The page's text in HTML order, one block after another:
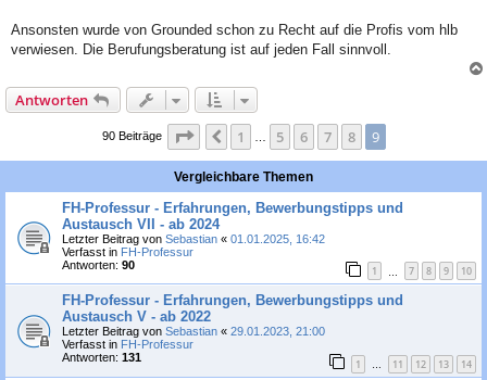
Ansonsten wurde von Grounded schon zu Recht auf die Profis vom hlb
verwiesen. Die Berufungsberatung ist auf jeden Fall sinnvoll.
Antworten
90 Beiträge Seite von
Vorherige
1 5 6 7 8 9
Vergleichbare Themen
FH-Professur - Erfahrungen, Bewerbungstipps und
Austausch VII - ab 2024
Letzter Beitrag von Sebastian « 01.01.2025, 16:42
Verfasst in FH-Professur
Antworten: 90 1 7 8 9 10
FH-Professur - Erfahrungen, Bewerbungstipps und
Austausch V - ab 2022
Letzter Beitrag von Sebastian « 29.01.2023, 21:00
Verfasst in FH-Professur
Antworten: 131 1 … 11 12 13 14